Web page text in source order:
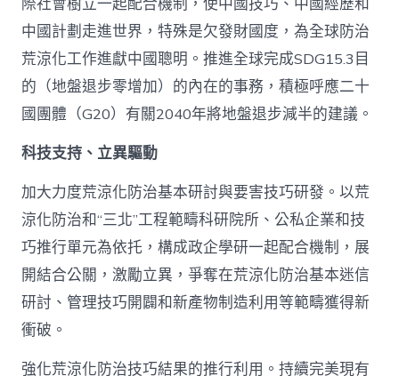
中國計劃走進世界，特殊是欠發財國度，為全球防治
荒涼化工作進獻中國聰明。推進全球完成SDG15.3目
的（地盤退步零增加）的內在的事務，積極呼應二十
國團體（G20）有關2040年將地盤退步減半的建議。
科技支持、立異驅動
加大力度荒涼化防治基本研討與要害技巧研發。以荒
涼化防治和“三北”工程範疇科研院所、公私企業和技
巧推行單元為依托，構成政企學研一起配合機制，展
開結合公關，激勵立異，爭奪在荒涼化防治基本迷信
研討、管理技巧開闢和新產物制造利用等範疇獲得新
衝破。
強化荒涼化防治技巧結果的推行利用。持續完美現有